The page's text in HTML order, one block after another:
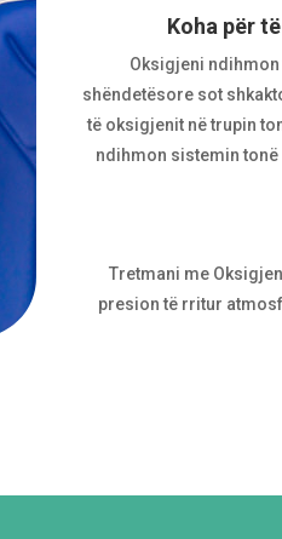
Koha për
Oksigjeni
shëndetësore sot
të oksigjenit në trupin
ndihmon sistemin
Tretmani me
presion të rritur